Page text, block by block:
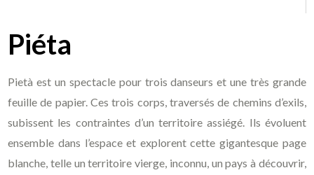
Piéta
Pietà est un spectacle pour trois danseurs et une très grande
feuille de papier. Ces trois corps, traversés de chemins d’exils,
subissent les contraintes d’un territoire assiégé. Ils évoluent
ensemble dans l’espace et explorent cette gigantesque page
blanche, telle un territoire vierge, inconnu, un pays à découvrir,